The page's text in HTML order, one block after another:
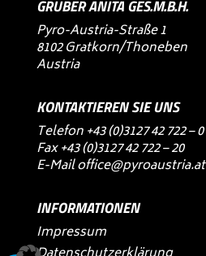
GRUBER ANITA GES.M.B.H.
Pyro-Austria-Straße 1
8102 Gratkorn/Thoneben
Austria
KONTAKTIEREN SIE UNS
Telefon+43 (0)3127 42 722 – 0
Fax +43 (0)3127 42 722 – 20
E-Mailoffice@pyroaustria.at
INFORMATIONEN
Impressum